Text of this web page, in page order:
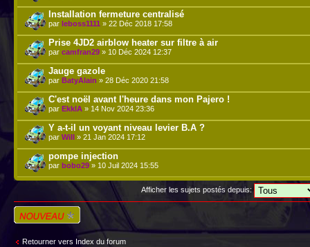
Installation fermeture centralisé
par leboss1111 » 22 Déc 2018 17:58
Prise 4JD2 airblow heater sur filtre à air
par camfran29 » 10 Déc 2024 12:37
Jauge gazole
par BatyAlain » 28 Déc 2020 21:58
C'est noël avant l'heure dans mon Pajero !
par EkklA » 14 Nov 2024 23:36
Y a-t-il un voyant niveau levier B.A ?
par Will » 21 Jan 2024 17:12
pompe injection
par bobo29 » 10 Juil 2024 15:55
Afficher les sujets postés depuis:
Écrire un nouveau
sujet
Retourner vers Index du forum